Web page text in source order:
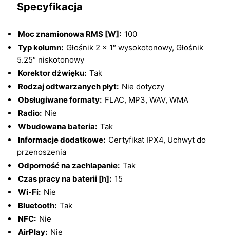
Specyfikacja
Moc znamionowa RMS [W]: 100
Typ kolumn: Głośnik 2 x 1″ wysokotonowy, Głośnik
5.25″ niskotonowy
Korektor dźwięku: Tak
Rodzaj odtwarzanych płyt: Nie dotyczy
Obsługiwane formaty: FLAC, MP3, WAV, WMA
Radio: Nie
Wbudowana bateria: Tak
Informacje dodatkowe: Certyfikat IPX4, Uchwyt do
przenoszenia
Odporność na zachlapanie: Tak
Czas pracy na baterii [h]: 15
Wi-Fi: Nie
Bluetooth: Tak
NFC: Nie
AirPlay: Nie